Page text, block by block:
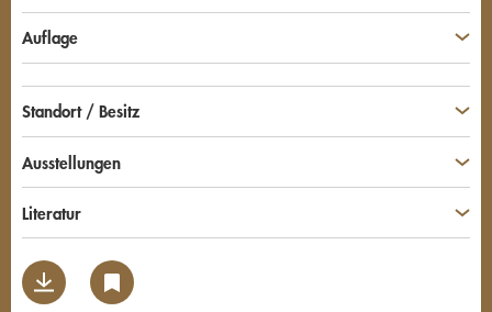
Auflage
Standort / Besitz
Ausstellungen
Literatur